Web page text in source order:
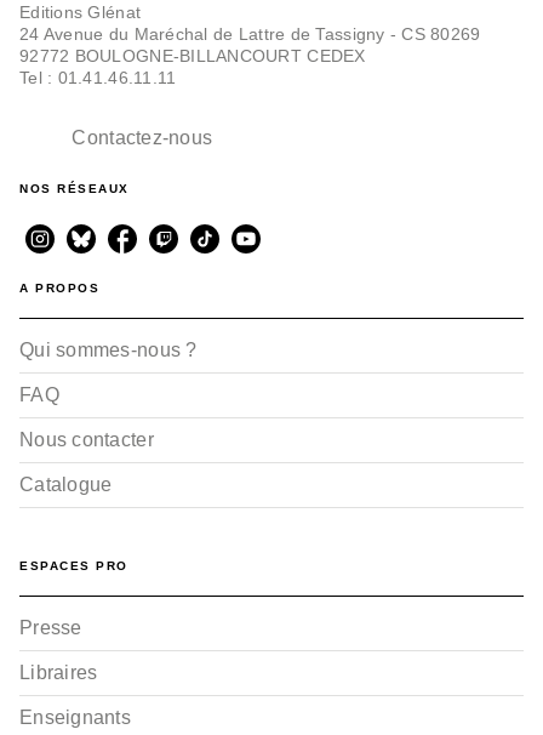
Editions Glénat
24 Avenue du Maréchal de Lattre de Tassigny - CS 80269
92772 BOULOGNE-BILLANCOURT CEDEX
Tel : 01.41.46.11.11
Contactez-nous
NOS RÉSEAUX
A PROPOS
Qui sommes-nous ?
FAQ
Nous contacter
Catalogue
ESPACES PRO
Presse
Libraires
Enseignants